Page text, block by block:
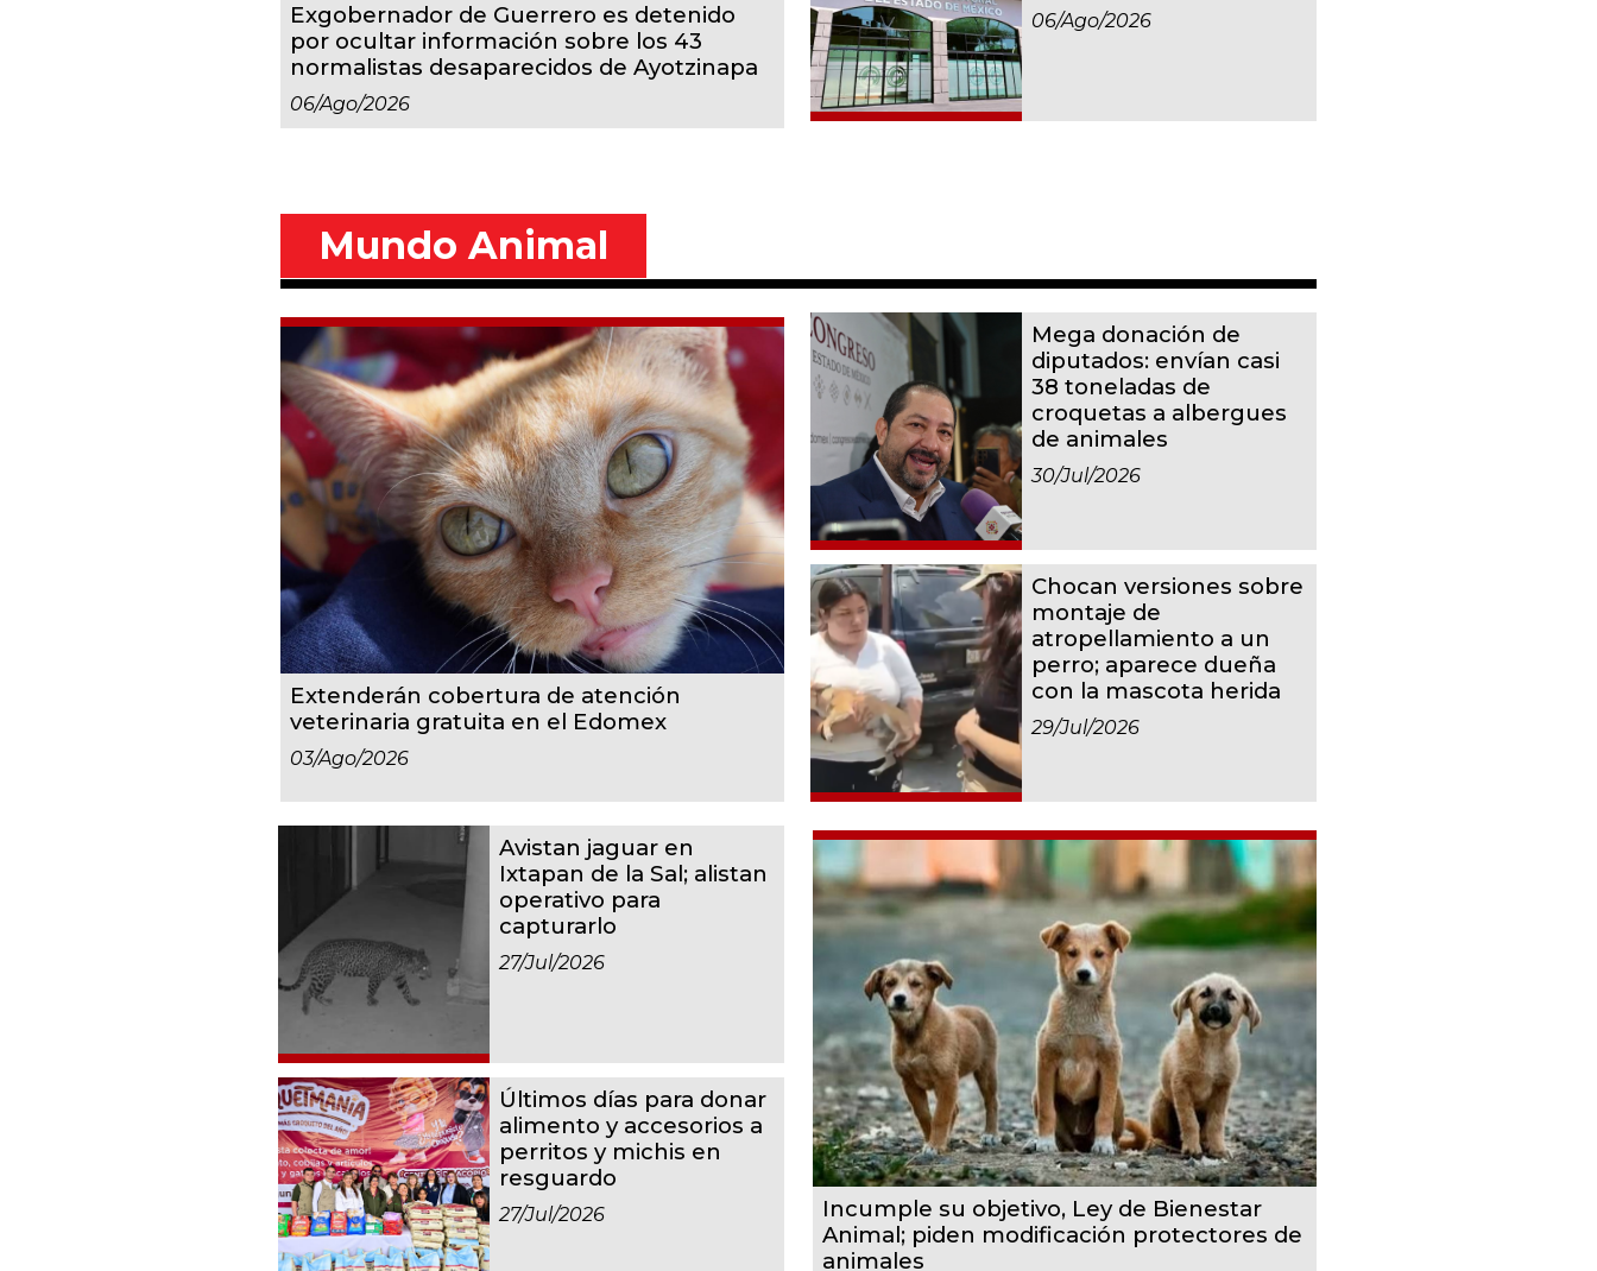
Exgobernador de Guerrero es detenido
por ocultar información sobre los 43
normalistas desaparecidos de Ayotzinapa
06/ago/2026
06/ago/2026
Mundo Animal
Extenderán cobertura de atención
veterinaria gratuita en el Edomex
03/ago/2026
Mega donación de
diputados: envían casi
38 toneladas de
croquetas a albergues
de animales
30/jul/2026
Chocan versiones sobre
montaje de
atropellamiento a un
perro; aparece dueña
con la mascota herida
29/jul/2026
Avistan jaguar en
Ixtapan de la Sal; alistan
operativo para
capturarlo
27/jul/2026
Últimos días para donar
alimento y accesorios a
perritos y michis en
resguardo
27/jul/2026
Incumple su objetivo, Ley de Bienestar
Animal; piden modificación protectores de
animales